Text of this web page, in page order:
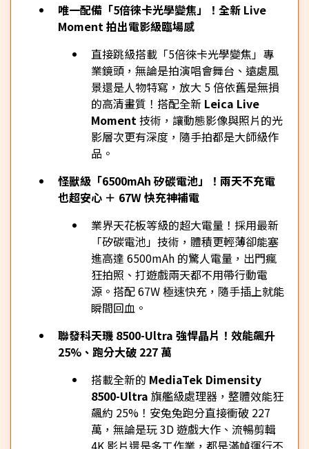
唯一配備「5倍徠卡光學變焦」！全新 Live
Moment 拍出電影級臨場感
直接跳級搭載「5倍徠卡光學變焦」專
業鏡頭，無論是拍演唱會舞台、遠處風
景還是人物特寫，放大 5 倍依舊是無損
的高清畫質！搭配全新 Leica Live
Moment技術，讓動態影像與照片的光
影層次更有深度，隨手拍都是大師級作
品。
怪獸級「6500mAh 矽碳電池」！兩天不充電
也超安心 ＋ 67W 快充神補電
業界天花板等級的超大電量！採用最新
「矽碳電池」技術，體積更輕薄卻能塞
進高達 6500mAh 的驚人電量，出門瘋
狂拍照、打遊戲兩天都不用帶行動電
源。搭配 67W 極速快充，隨手插上就能
瞬間回血。
聯發科天璣 8500-Ultra 強悍晶片！效能飆升
25%、跑分大破 227 萬
搭載全新的 MediaTek Dimensity
8500-Ultra 旗艦級處理器，整體效能狂
飆約 25%！安兔兔跑分直接衝破 227
萬，無論是玩 3D 遊戲大作、流暢剪輯
4K 影片還是多工作業，都是滿幀運行不